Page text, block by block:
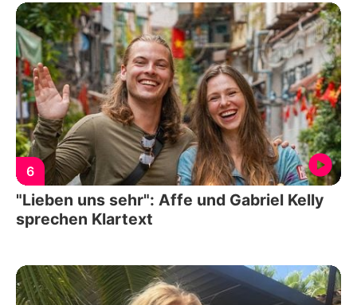
6
"Lieben uns sehr": Affe und Gabriel Kelly
sprechen Klartext